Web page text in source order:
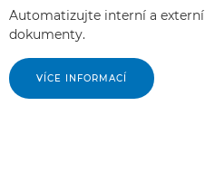
Automatizujte interní a
dokumenty.
VÍCE INFORMACÍ